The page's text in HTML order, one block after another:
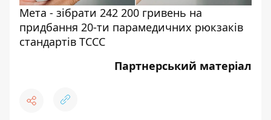
Мета - зібрати 242 200 гривень на
придбання 20-ти парамедичних рюкзаків
стандартів ТССС
Партнерський матеріал